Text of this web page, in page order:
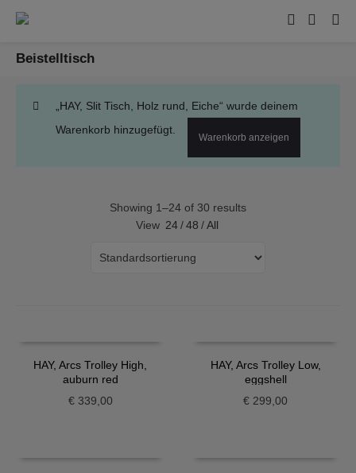
Beistelltisch
„HAY, Slit Tisch, Holz rund, Eiche“ wurde deinem
Warenkorb hinzugefügt.
Warenkorb anzeigen
Showing 1–24 of 30 results
View 24 / 48 / All
HAY, Arcs Trolley High,
auburn red
€339,00
HAY, Arcs Trolley Low,
eggshell
€ 299,00